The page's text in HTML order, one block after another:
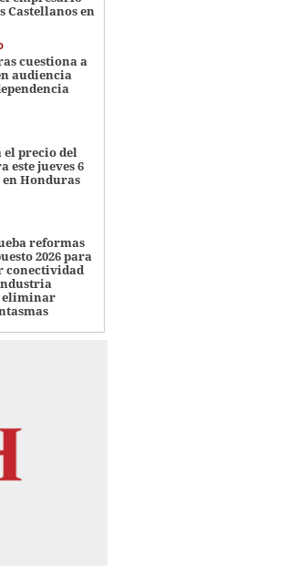
Castellanos en
cuestiona a
audiencia
el precio del
este jueves 6
en Honduras
reformas
2026 para
conectividad